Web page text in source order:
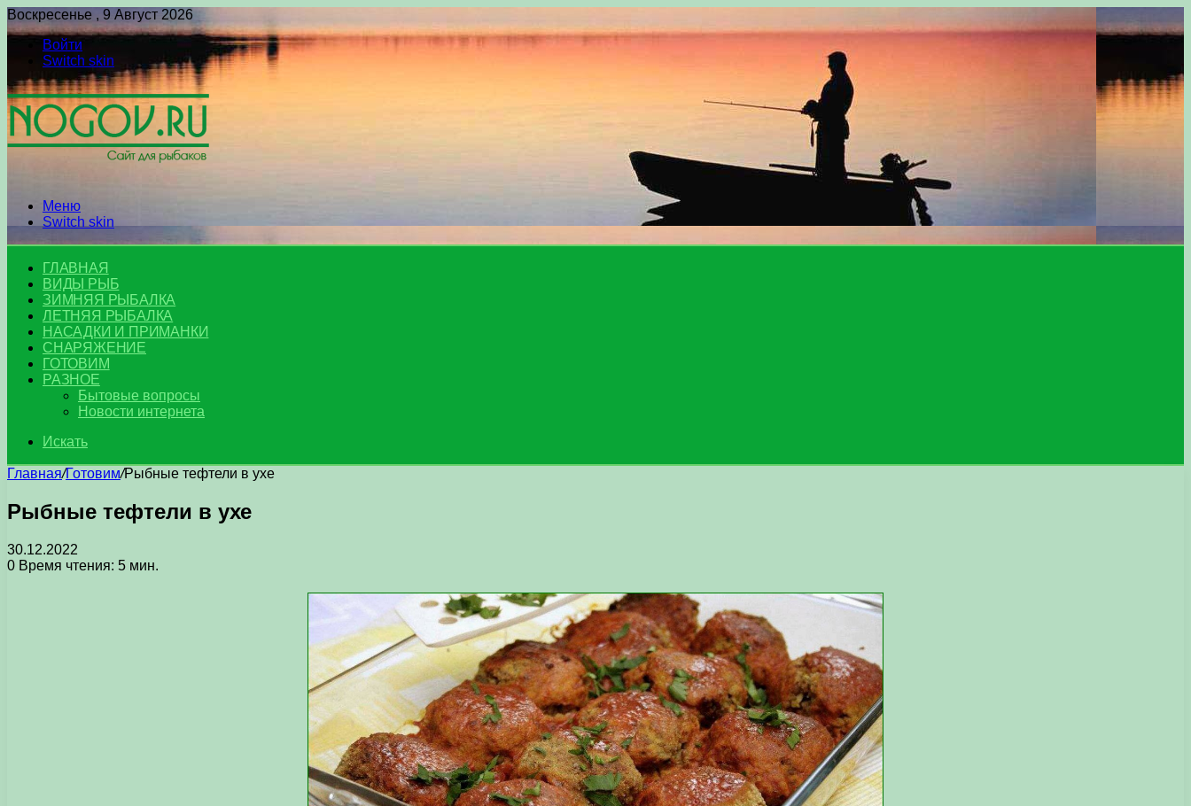
Воскресенье , 9 Август 2026
Войти
Switch skin
Меню
Switch skin
ГЛАВНАЯ
ВИДЫ РЫБ
ЗИМНЯЯ РЫБАЛКА
ЛЕТНЯЯ РЫБАЛКА
НАСАДКИ И ПРИМАНКИ
СНАРЯЖЕНИЕ
ГОТОВИМ
РАЗНОЕ
Бытовые вопросы
Новости интернета
Искать
Главная/Готовим/Рыбные тефтели в ухе
Рыбные тефтели в ухе
30.12.2022
0 Время чтения: 5 мин.